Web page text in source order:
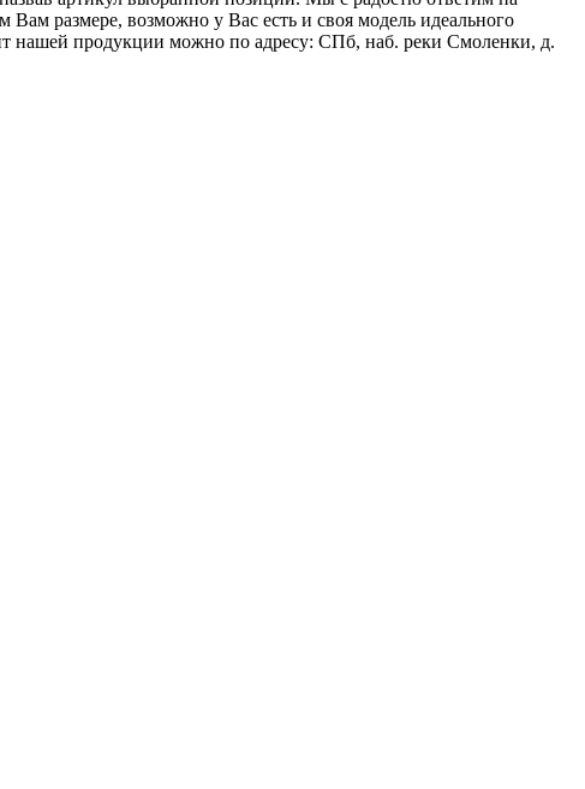
размере, возможно у Вас есть и своя модель идеального
нашей продукции можно по адресу: СПб, наб. реки Смоленки, д.